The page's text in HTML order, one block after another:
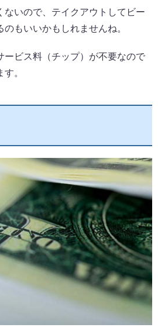
ないので、テイクアウトしてビー
もいいかもしれませんね。
ービス料（チップ）が不要なので
。